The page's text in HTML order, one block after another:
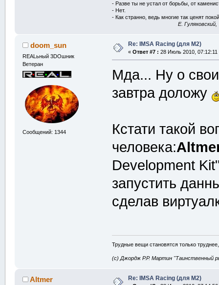
- Разве ты не устал от борьбы, от
- Нет.
- Как странно, ведь многие так ценят
E.
doom_sun
REALьный 3DOшник
Ветеран
Сообщений: 1344
Re: IMSA Racing (для M2)
« Ответ #7 : 28 Июль 2010, 07:12:11
Мда... Ну о
завтра доложу
Кстати такой
человека:
Development
запустить
сделав
Трудные вещи становятся только
(с) Джордж Р.Р. Мартин "Таинственный
Altmer Re: IMSA Racing (для M2)